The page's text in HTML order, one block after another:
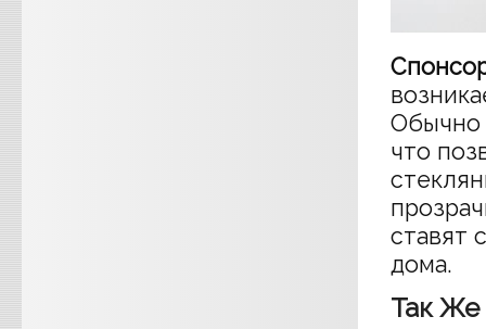
Обычно
что
ставят
дома.
Так Же